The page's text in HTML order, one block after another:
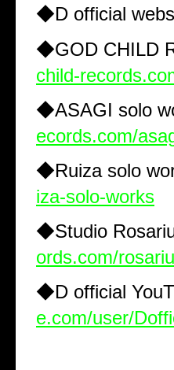
◆D official
◆GOD CHILD
child-
◆ASAGI solo
ecords.com/
◆Ruiza solo
iza-solo-works
◆Studio
ords.com/
◆D official
e.com/user/